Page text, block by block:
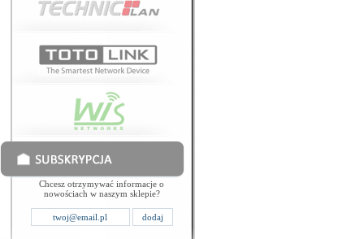
Chcesz otrzymywać informacje o
nowościach w naszym sklepie?